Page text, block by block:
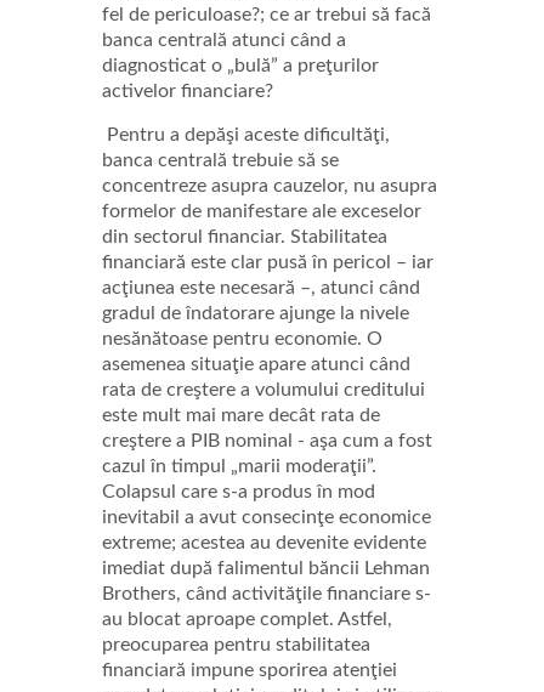
fel de periculoase?; ce ar trebui să facă
banca centrală atunci când a
diagnosticat o „bulă” a preţurilor
activelor financiare?
Pentru a depăşi aceste dificultăţi,
banca centrală trebuie să se
concentreze asupra cauzelor, nu asupra
formelor de manifestare ale exceselor
din sectorul financiar. Stabilitatea
financiară este clar pusă în pericol – iar
acţiunea este necesară –, atunci când
gradul de îndatorare ajunge la nivele
nesănătoase pentru economie. O
asemenea situaţie apare atunci când
rata de creştere a volumului creditului
este mult mai mare decât rata de
creştere a PIB nominal - aşa cum a fost
cazul în timpul „marii moderaţii”.
Colapsul care s-a produs în mod
inevitabil a avut consecinţe economice
extreme; acestea au devenite evidente
imediat după falimentul băncii Lehman
Brothers, când activităţile financiare s-
au blocat aproape complet. Astfel,
preocuparea pentru stabilitatea
financiară impune sporirea atenţiei